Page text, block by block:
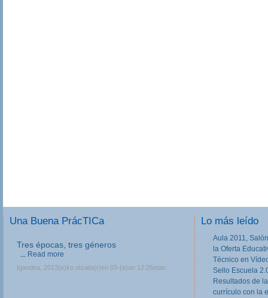
Una Buena PrácTICa
Tres épocas, tres géneros
... Read more
Igandea, 2013(e)ko otsaila(r)en 03-(e)an 12:25etan
Lo más leído
Aula 2011,
la Oferta
Técnico en
Sello Escuela
Resultados de
currículo con la